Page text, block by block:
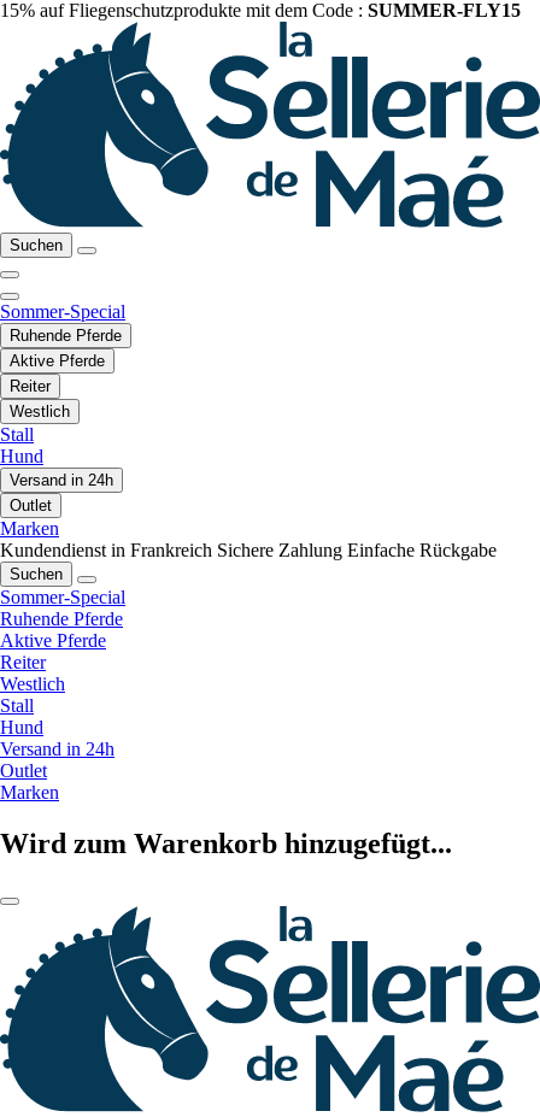
15% auf Fliegenschutzprodukte mit dem Code : SUMMER-FLY15
Suchen
Sommer-Special
Ruhende Pferde
Aktive Pferde
Reiter
Westlich
Stall
Hund
Versand in 24h
Outlet
Marken
Kundendienst in Frankreich Sichere Zahlung Einfache Rückgabe
Suchen
Sommer-Special
Ruhende Pferde
Aktive Pferde
Reiter
Westlich
Stall
Hund
Versand in 24h
Outlet
Marken
Wird zum Warenkorb hinzugefügt...